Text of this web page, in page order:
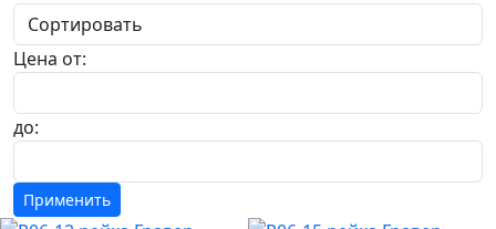
Цена от:
до: